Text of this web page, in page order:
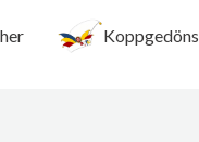
Koppgedöns